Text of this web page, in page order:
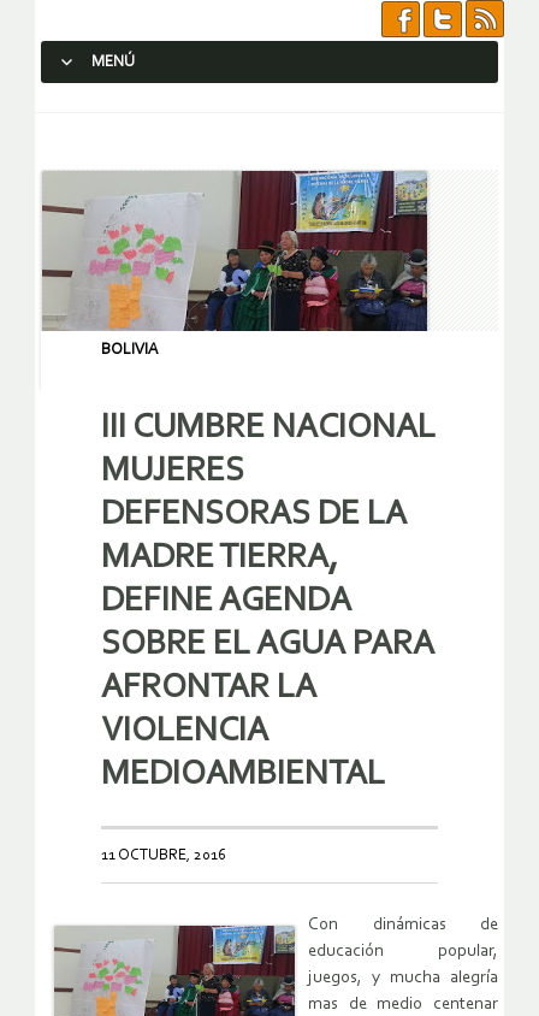
MENÚ
BOLIVIA
III CUMBRE NACIONAL
MUJERES
DEFENSORAS DE LA
MADRE TIERRA,
DEFINE AGENDA
SOBRE EL AGUA PARA
AFRONTAR LA
VIOLENCIA
MEDIOAMBIENTAL
11 OCTUBRE, 2016
Con dinámicas de
educación popular,
juegos, y mucha alegría
mas de medio centenar